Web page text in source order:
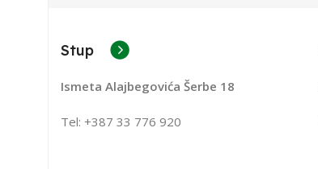
Stup
Ismeta Alajbegovića Šerbe 18
Tel: +387 33 776 920